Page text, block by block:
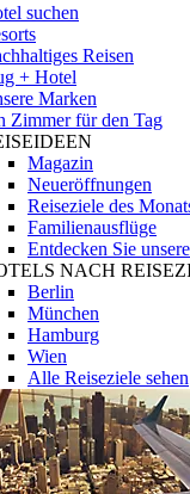
suchen
Reisen
+ Hotel
Marken
Zimmer für den Tag
Magazin
Neueröffnungen
Reiseziele des
Familienausflüge
Entdecken Sie
NACH
Berlin
München
Hamburg
Wien
Alle Reiseziele sehen